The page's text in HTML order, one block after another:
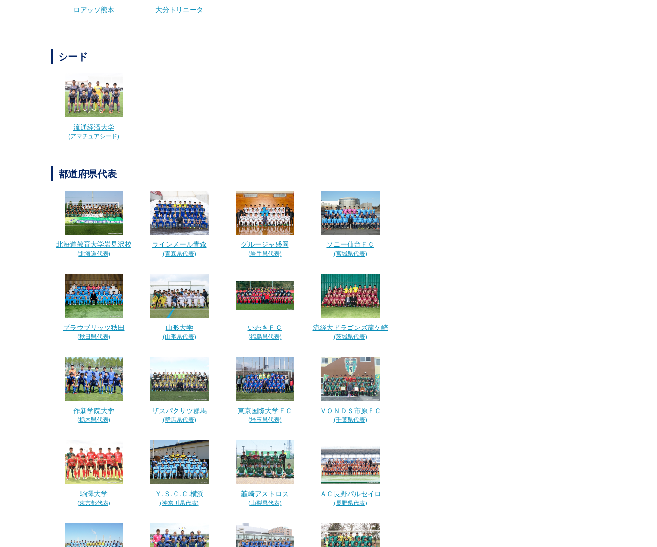
ロアッソ熊本 大分トリニータ
シード
流通経済大学
(アマチュアシード)
都道府県代表
北海道教育大学岩見沢校
(北海道代表)
ラインメール青森
(青森県代表)
グルージャ盛岡
(岩手県代表)
ソニー仙台ＦＣ
(宮城県代表)
ブラウブリッツ秋田
(秋田県代表)
山形大学
(山形県代表)
いわきＦＣ
(福島県代表)
流経大ドラゴンズ龍ケ崎
(茨城県代表)
作新学院大学
(栃木県代表)
ザスパクサツ群馬
(群馬県代表)
東京国際大学ＦＣ
(埼玉県代表)
ＶＯＮＤＳ市原ＦＣ
(千葉県代表)
駒澤大学
(東京都代表)
Ｙ.Ｓ.Ｃ.Ｃ.横浜
(神奈川県代表)
韮崎アストロス
(山梨県代表)
ＡＣ長野パルセイロ
(長野県代表)